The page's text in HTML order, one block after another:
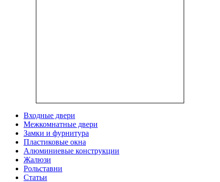
Входные двери
Межкомнатные двери
Замки и фурнитура
Пластиковые окна
Алюминиевые конструкции
Жалюзи
Рольставни
Статьи